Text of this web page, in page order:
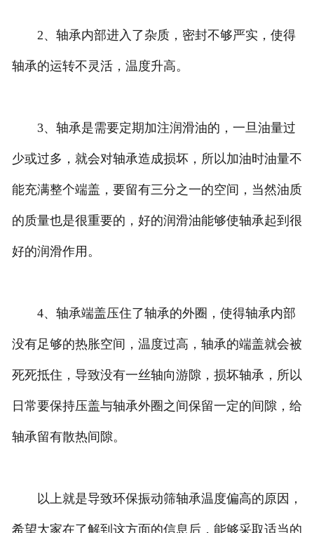
2、轴承内部进入了杂质，密封不够严实，使得
轴承的运转不灵活，温度升高。
3、轴承是需要定期加注润滑油的，一旦油量过
少或过多，就会对轴承造成损坏，所以加油时油量不
能充满整个端盖，要留有三分之一的空间，当然油质
的质量也是很重要的，好的润滑油能够使轴承起到很
好的润滑作用。
4、轴承端盖压住了轴承的外圈，使得轴承内部
没有足够的热胀空间，温度过高，轴承的端盖就会被
死死抵住，导致没有一丝轴向游隙，损坏轴承，所以
日常要保持压盖与轴承外圈之间保留一定的间隙，给
轴承留有散热间隙。
以上就是导致环保振动筛轴承温度偏高的原因，
希望大家在了解到这方面的信息后，能够采取适当的